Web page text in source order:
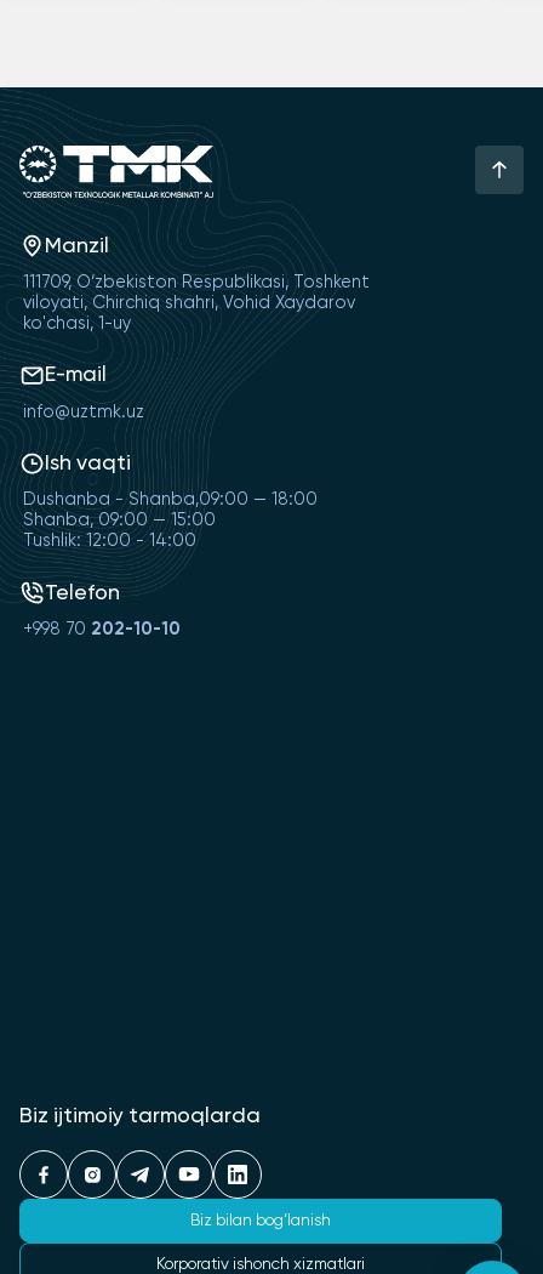
Manzil
111709, O‘zbekiston Respublikasi, Toshkent
viloyati, Chirchiq shahri, Vohid Xaydarov
ko'chasi, 1-uy
E-mail
info@uztmk.uz
Ish vaqti
Dushanba - Shanba,09:00 — 18:00
Shanba, 09:00 — 15:00
Tushlik: 12:00 - 14:00
Telefon
+998 70 202-10-10
Biz ijtimoiy tarmoqlarda
Biz bilan bog‘lanish
Korporativ ishonch xizmatlari